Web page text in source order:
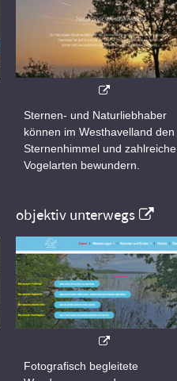
Sternen- und Naturliebhaber
können im Westhavelland den
Sternenhimmel und zahlreiche
Vogelarten bewundern.
objektiv unterwegs
Fotografisch begleitete